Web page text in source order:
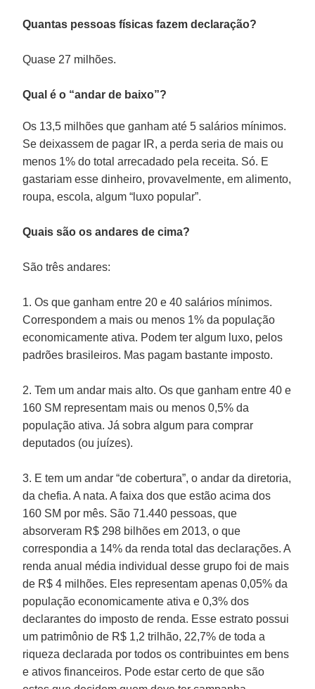
Quantas pessoas físicas fazem declaração?
Quase 27 milhões.
Qual é o “andar de baixo”?
Os 13,5 milhões que ganham até 5 salários mínimos.
Se deixassem de pagar IR, a perda seria de mais ou
menos 1% do total arrecadado pela receita. Só. E
gastariam esse dinheiro, provavelmente, em alimento,
roupa, escola, algum “luxo popular”.
Quais são os andares de cima?
São três andares:
1. Os que ganham entre 20 e 40 salários mínimos.
Correspondem a mais ou menos 1% da população
economicamente ativa. Podem ter algum luxo, pelos
padrões brasileiros. Mas pagam bastante imposto.
2. Tem um andar mais alto. Os que ganham entre 40 e
160 SM representam mais ou menos 0,5% da
população ativa. Já sobra algum para comprar
deputados (ou juízes).
3. E tem um andar “de cobertura”, o andar da diretoria,
da chefia. A nata. A faixa dos que estão acima dos
160 SM por mês. São 71.440 pessoas, que
absorveram R$ 298 bilhões em 2013, o que
correspondia a 14% da renda total das declarações. A
renda anual média individual desse grupo foi de mais
de R$ 4 milhões. Eles representam apenas 0,05% da
população economicamente ativa e 0,3% dos
declarantes do imposto de renda. Esse estrato possui
um patrimônio de R$ 1,2 trilhão, 22,7% de toda a
riqueza declarada por todos os contribuintes em bens
e ativos financeiros. Pode estar certo de que são